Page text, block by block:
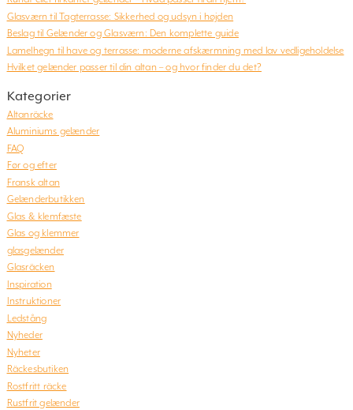
Glasværn til Tagterrasse: Sikkerhed og udsyn i højden
Beslag til Gelænder og Glasværn: Den komplette guide
Lamelhegn til have og terrasse: moderne afskærmning med lav vedligeholdelse
Hvilket gelænder passer til din altan – og hvor finder du det?
Kategorier
Altanräcke
Aluminiums gelænder
FAQ
Før og efter
Fransk altan
Gelænderbutikken
Glas & klemfæste
Glas og klemmer
glasgelænder
Glasräcken
Inspiration
Instruktioner
Ledstång
Nyheder
Nyheter
Räckesbutiken
Rostfritt räcke
Rustfrit gelænder